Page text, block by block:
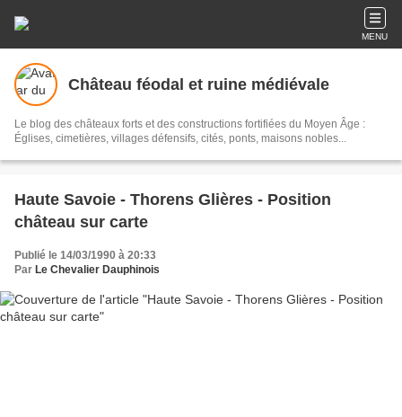
MENU
Château féodal et ruine médiévale
Le blog des châteaux forts et des constructions fortifiées du Moyen Âge :
Églises, cimetières, villages défensifs, cités, ponts, maisons nobles...
Haute Savoie - Thorens Glières - Position
château sur carte
Publié le 14/03/1990 à 20:33
Par Le Chevalier Dauphinois